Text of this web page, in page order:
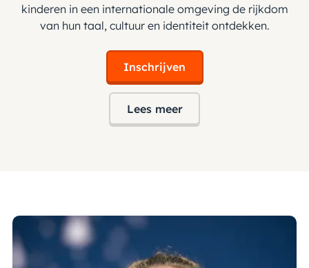
kinderen in een internationale omgeving de rijkdom
van hun taal, cultuur en identiteit ontdekken.
Inschrijven
Lees meer